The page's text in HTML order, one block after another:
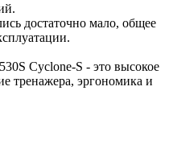
достаточно мало, общее
Cyclone-S - это высокое
тренажера, эргономика и